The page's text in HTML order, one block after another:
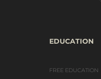
EDUCATION
FREE EDUCATION